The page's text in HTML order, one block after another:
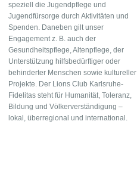
speziell die Jugendpflege und
Jugendfürsorge durch Aktivitäten und
Spenden. Daneben gilt unser
Engagement z. B. auch der
Gesundheitspflege, Altenpflege, der
Unterstützung hilfsbedürftiger oder
behinderter Menschen sowie kultureller
Projekte. Der Lions Club Karlsruhe-
Fidelitas steht für Humanität, Toleranz,
Bildung und Völkerverständigung –
lokal, überregional und international.